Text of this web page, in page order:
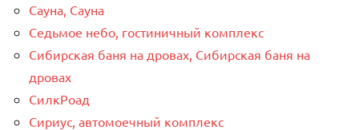
Сауна, Сауна
Седьмое небо, гостиничный комплекс
Сибирская баня на дровах, Сибирская баня на
дровах
СилкРоад
Сириус, автомоечный комплекс